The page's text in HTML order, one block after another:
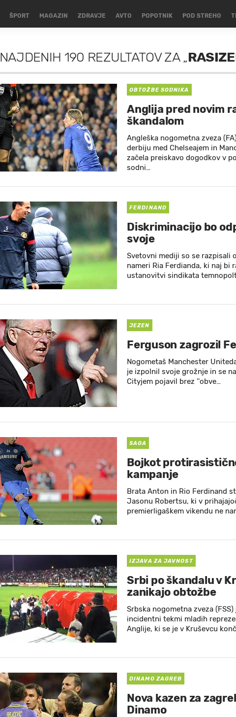
ŠPORT MAGAZIN ZDRAVJE AVTO POPOTNIK POD STREHO
NAJDENIH 190 REZULTATOVZA„
OBTOŽBE SODNIKA
Anglija pred novim
škandalom
Angleška nogometna zveza
derbiju med Chelseajem in
začela preiskavo dogodkov v
sodni…
FERDINAND
Diskriminacijo bo
svoje
Svetovni mediji so se razpisali
nameri Ria Ferdianda, ki naj bi
ustanovitvi sindikata
JEZEN
Ferguson zagrozil
Nogometaš Manchester
je izpolnil svoje grožnje in se
Cityjem pojavil brez ''obve…
SAGA
Bojkot
kampanje
Brata Anton in Rio Ferdinand
Jasonu Robertsu, ki v
premierligaškem vikendu ne
IZJAVA ZA JAVNOST
Srbi po škandalu v
zanikajo obtožbe
Srbska nogometna zveza (FSS)
incidentni tekmi mladih
Anglije, ki se je v Kruševcu
DINAMO ZAGREB
Nova kazen za
Dinamo